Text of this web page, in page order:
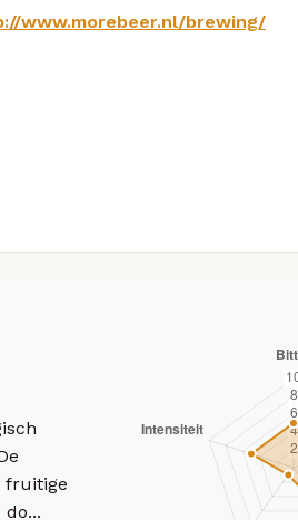
www.morebeer.nl/brewing/
fruitige